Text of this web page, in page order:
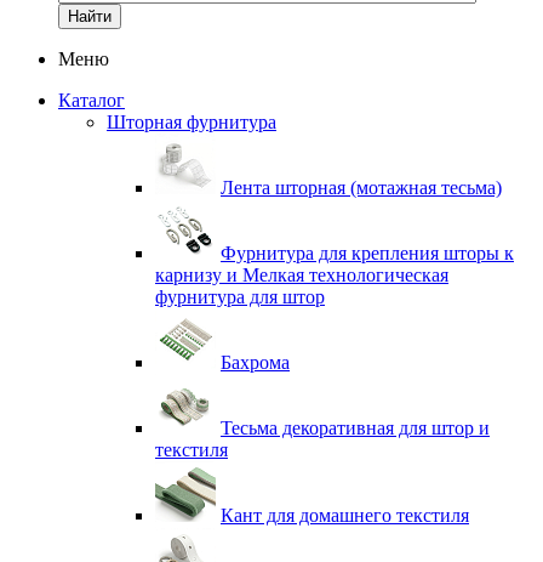
Найти
Меню
Каталог
Шторная фурнитура
Лента шторная (мотажная тесьма)
Фурнитура для крепления шторы к
карнизу и Мелкая технологическая
фурнитура для штор
Бахрома
Тесьма декоративная для штор и
текстиля
Кант для домашнего текстиля